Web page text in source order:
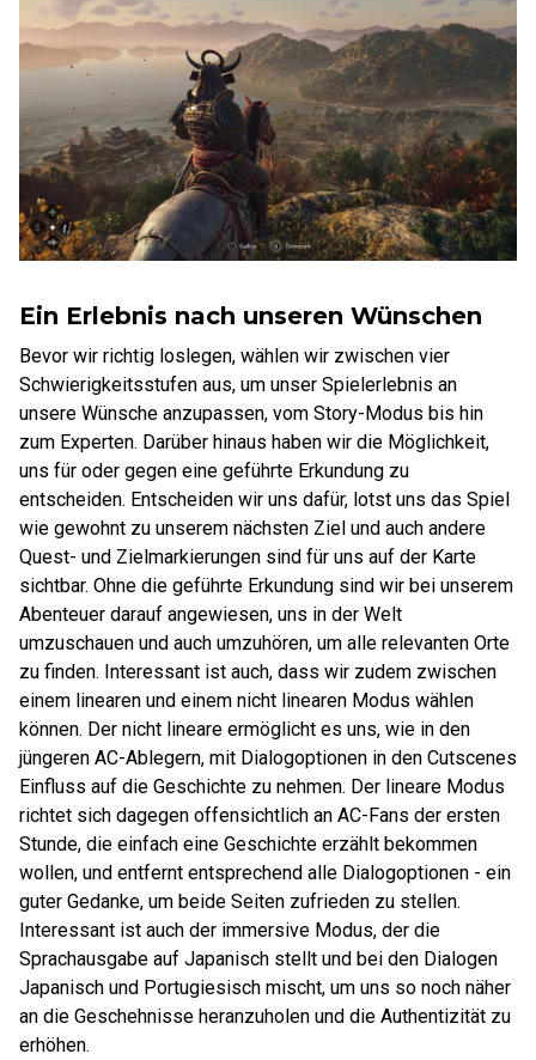
Ein Erlebnis nach unseren Wünschen
Bevor wir richtig loslegen, wählen wir zwischen vier
Schwierigkeitsstufen aus, um unser Spielerlebnis an
unsere Wünsche anzupassen, vom Story-Modus bis hin
zum Experten. Darüber hinaus haben wir die Möglichkeit,
uns für oder gegen eine geführte Erkundung zu
entscheiden. Entscheiden wir uns dafür, lotst uns das Spiel
wie gewohnt zu unserem nächsten Ziel und auch andere
Quest- und Zielmarkierungen sind für uns auf der Karte
sichtbar. Ohne die geführte Erkundung sind wir bei unserem
Abenteuer darauf angewiesen, uns in der Welt
umzuschauen und auch umzuhören, um alle relevanten Orte
zu finden. Interessant ist auch, dass wir zudem zwischen
einem linearen und einem nicht linearen Modus wählen
können. Der nicht lineare ermöglicht es uns, wie in den
jüngeren AC-Ablegern, mit Dialogoptionen in den Cutscenes
Einfluss auf die Geschichte zu nehmen. Der lineare Modus
richtet sich dagegen offensichtlich an AC-Fans der ersten
Stunde, die einfach eine Geschichte erzählt bekommen
wollen, und entfernt entsprechend alle Dialogoptionen - ein
guter Gedanke, um beide Seiten zufrieden zu stellen.
Interessant ist auch der immersive Modus, der die
Sprachausgabe auf Japanisch stellt und bei den Dialogen
Japanisch und Portugiesisch mischt, um uns so noch näher
an die Geschehnisse heranzuholen und die Authentizität zu
erhöhen.